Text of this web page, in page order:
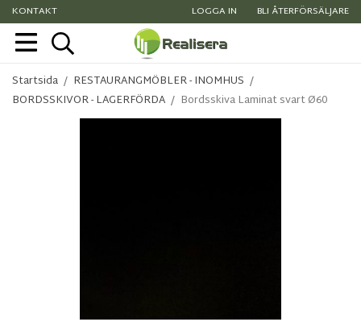
KONTAKT LOGGA IN BLI ÅTERFÖRSÄLJARE
Startsida / RESTAURANGMÖBLER - INOMHUS /
BORDSSKIVOR - LAGERFÖRDA / Bordsskiva Laminat svart Ø60